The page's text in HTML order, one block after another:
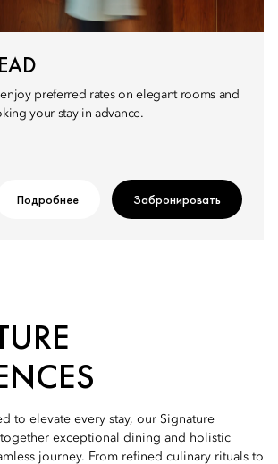
enjoy preferred rates on elegant rooms and
your stay in advance.
Подробнее Забронировать
to elevate every stay, our Signature
exceptional dining and holistic
journey. From refined culinary rituals to